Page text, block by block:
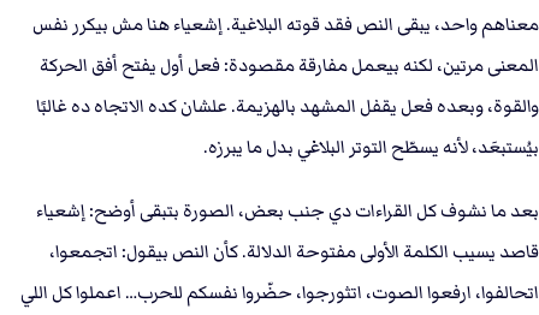
معناهم واحد، يبقى النص فقد قوته البلاغية. إشعياء هنا مش بيكرر نفس
المعنى مرتين، لكنه بيعمل مفارقة مقصودة: فعل أول يفتح أفق الحركة
والقوة، وبعده فعل يقفل المشهد بالهزيمة. علشان كده الاتجاه ده غالبًا
بيُستبعَد، لأنه يسطّح التوتر البلاغي بدل ما يبرزه.
بعد ما نشوف كل القراءات دي جنب بعض، الصورة بتبقى أوضح: إشعياء
قاصد يسيب الكلمة الأولى مفتوحة الدلالة. كأن النص بيقول: اتجمعوا،
اتحالفوا، ارفعوا الصوت، اتثورجوا، حضّروا نفسكم للحرب… اعملوا كل اللي